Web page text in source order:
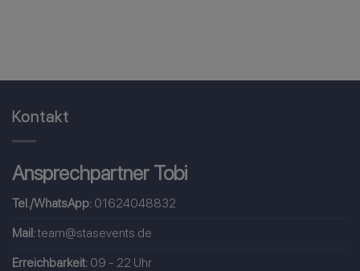
Kontakt
Ansprechpartner Tobi
Tel./WhatsApp: 01624048832
Mail:team@stasevents.de
Erreichbarkeit: 09 - 22 Uhr